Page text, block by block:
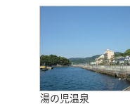
湯の児温泉